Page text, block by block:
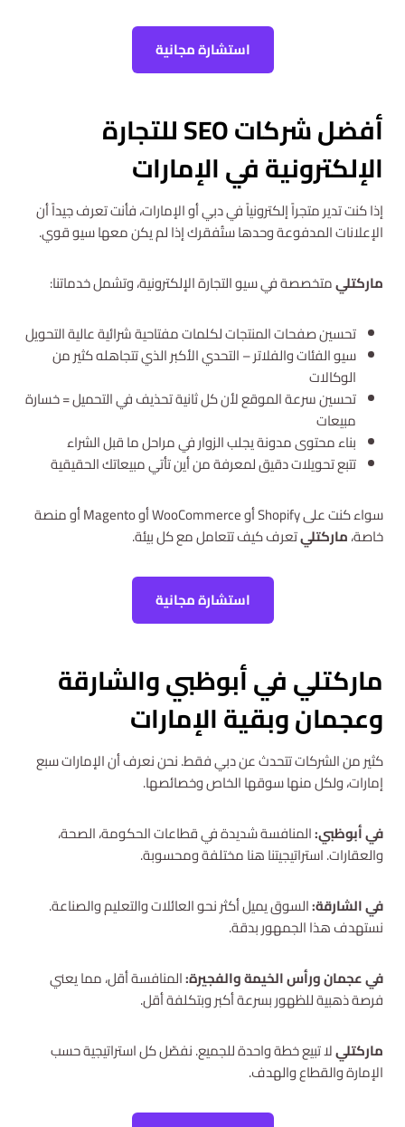
استشارة مجانية
أفضل شركات SEO للتجارة
الإلكترونية في الإمارات
إذا كنت تدير متجراً إلكترونياً في دبي أو الإمارات، فأنت تعرف جيداً أن
الإعلانات المدفوعة وحدها ستُفقرك إذا لم يكن معها سيو قوي.
ماركتليمتخصصة في سيو التجارة الإلكترونية، وتشمل خدماتنا:
تحسين صفحات المنتجات لكلمات مفتاحية شرائية عالية التحويل
سيو الفئات والفلاتر – التحدي الأكبر الذي تتجاهله كثير من
الوكالات
تحسين سرعة الموقع لأن كل ثانية تحذيف في التحميل = خسارة
مبيعات
بناء محتوى مدونة يجلب الزوار في مراحل ما قبل الشراء
تتبع تحويلات دقيق لمعرفة من أين تأتي مبيعاتك الحقيقية
سواء كنت على Shopify أو WooCommerce أو Magento أو منصة
خاصة،ماركتليتعرف كيف تتعامل مع كل بيئة.
استشارة مجانية
ماركتلي في أبوظبيوالشارقة
وعجمان وبقية الإمارات
كثير من الشركات تتحدث عن دبي فقط. نحن نعرف أن الإمارات سبع
إمارات، ولكل منها سوقها الخاص وخصائصها.
في أبوظبي:المنافسة شديدة في قطاعات الحكومة، الصحة،
والعقارات. استراتيجيتنا هنا مختلفة ومحسوبة.
في الشارقة:السوق يميل أكثر نحو العائلات والتعليم والصناعة.
نستهدف هذا الجمهور بدقة.
في عجمان ورأس الخيمة والفجيرة:المنافسة أقل، مما يعني
فرصة ذهبية للظهور بسرعة أكبر وبتكلفة أقل.
ماركتليلا تبيع خطة واحدة للجميع. نفصّل كل استراتيجية حسب
الإمارة والقطاع والهدف.